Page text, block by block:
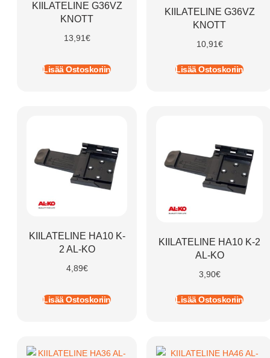
KIILATELINE G36VZ
KNOTT
13,91€
Lisää Ostoskoriin
KIILATELINE G36VZ
KNOTT
10,91€
Lisää Ostoskoriin
KIILATELINE HA10 K-
2 AL-KO
4,89€
Lisää Ostoskoriin
KIILATELINE HA10 K-2
AL-KO
3,90€
Lisää Ostoskoriin